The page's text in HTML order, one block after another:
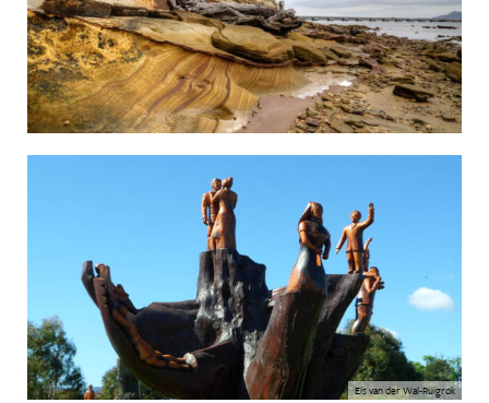
Els van der Wal-Ruigrok